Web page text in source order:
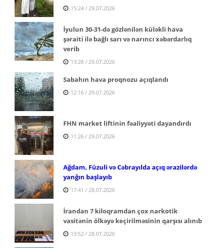
15:24 / 29.07.2026
İyulun 30-31-də gözlənilən küləkli hava
şəraiti ilə bağlı sarı və narıncı xəbərdarlıq
verib
13:28 / 29.07.2026
Sabahın hava proqnozu açıqlandı
12:16 / 29.07.2026
FHN market liftinin fəaliyyəti dayandırdı
11:26 / 29.07.2026
Ağdam, Füzuli və Cəbrayılda açıq ərazilərdə
yanğın başlayıb
17:41 / 28.07.2026
İrandan 7 kiloqramdan çox narkotik
vasitənin ölkəyə keçirilməsinin qarşısı alınıb
13:52 / 28.07.2026